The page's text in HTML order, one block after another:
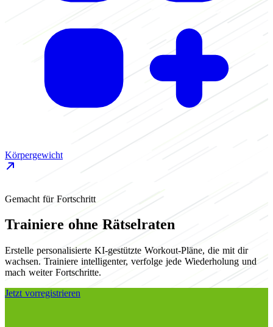
Körpergewicht
Gemacht für Fortschritt
Trainiere ohne Rätselraten
Erstelle personalisierte KI-gestützte Workout-Pläne, die mit dir
wachsen. Trainiere intelligenter, verfolge jede Wiederholung und
mach weiter Fortschritte.
Jetzt vorregistrieren